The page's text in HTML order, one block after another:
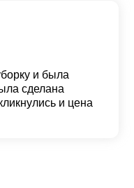
и была
сделана
и цена